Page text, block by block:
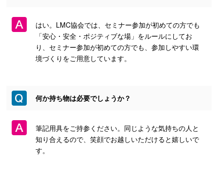
はい。LMC協会では、セミナー参加が初めての方でも
「安心・安全・ポジティブな場」をルールにしてお
り、セミナー参加が初めての方でも、参加しやすい環
境づくりをご用意しています。
何か持ち物は必要でしょうか？
筆記用具をご持参ください。同じような気持ちの人と
知り合えるので、笑顔でお越しいただけると嬉しいで
す。